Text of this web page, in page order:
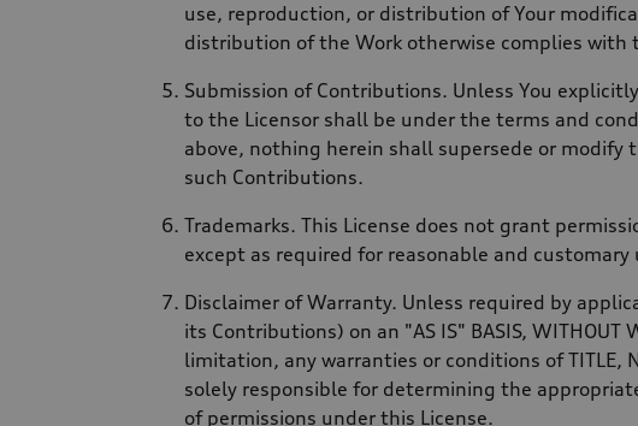
use, reproduction, or distribution of Your
distribution of the Work otherwise complies with
Submission of Contributions. Unless You
to the Licensor shall be under the terms and
above, nothing herein shall supersede or modify
such Contributions.
Trademarks. This License does not grant
except as required for reasonable and
Disclaimer of Warranty. Unless required by
its Contributions) on an "AS IS" BASIS, WITHOUT
limitation, any warranties or conditions of TITLE,
solely responsible for determining the
of permissions under this License.